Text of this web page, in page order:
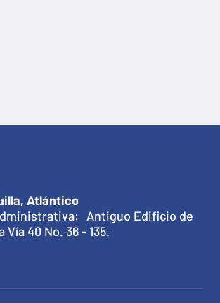
Atlántico
Antiguo Edificio de
Vía 40 No. 36 - 135.